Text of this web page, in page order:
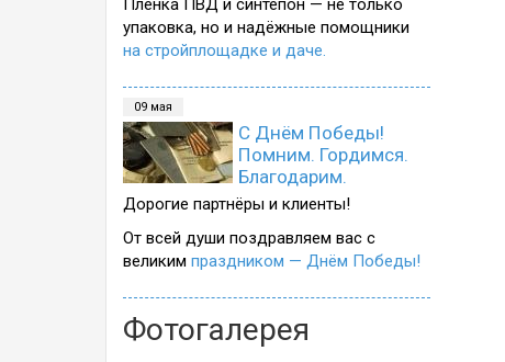
Плёнка ПВД и синтепон — не только
упаковка, но и надёжные помощники
на стройплощадке и даче.
09 мая
С Днём Победы!
Помним. Гордимся.
Благодарим.
Дорогие партнёры и клиенты!
От всей души поздравляем вас с
великим праздником — Днём Победы!
Фотогалерея